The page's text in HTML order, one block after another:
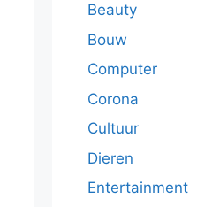
Beauty
Bouw
Computer
Corona
Cultuur
Dieren
Entertainment